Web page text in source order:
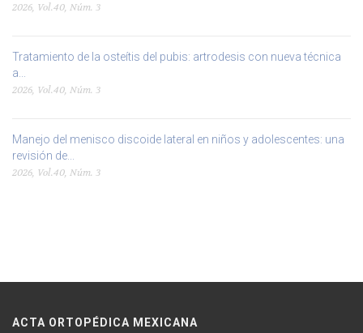
2026, Vol.40, Núm. 3
Tratamiento de la osteítis del pubis: artrodesis con nueva técnica
a...
2026, Vol.40, Núm. 3
Manejo del menisco discoide lateral en niños y adolescentes: una
revisión de...
2026, Vol.40, Núm. 3
ACTA ORTOPÉDICA MEXICANA